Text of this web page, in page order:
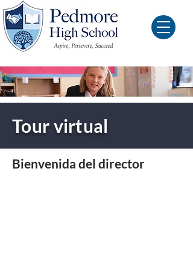
Tour virtual
Bienvenida del director